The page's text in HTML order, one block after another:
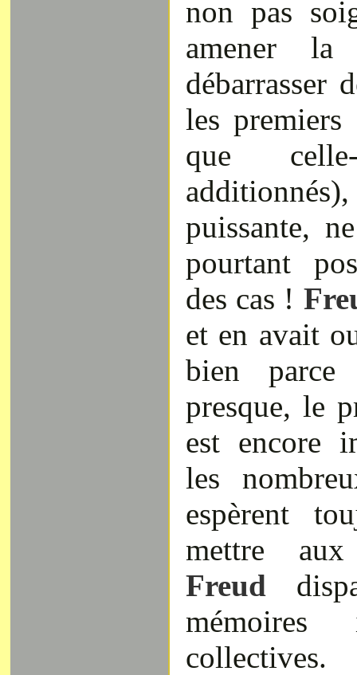
non pas
amener
débarrasser
les premiers
que
puissante,
pourtant
des cas !
et en avait
bien
presque, le
est encore
les
espèrent
mettre
Freud
mémoires
collectives.